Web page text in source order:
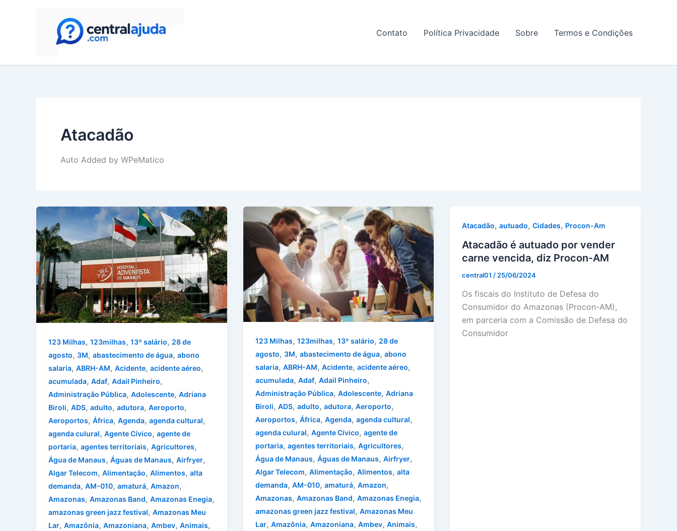
Contato Política Privacidade Sobre Termos e Condições
Atacadão
Auto Added by WPeMatico
123 Milhas, 123milhas, 13º salário, 28 de
agosto, 3M, abastecimento de água, abono
salaria, ABRH-AM, Acidente, acidente aéreo,
acumulada, Adaf, Adail Pinheiro,
Administração Pública, Adolescente, Adriana
Biroli, ADS, adulto, adutora, Aeroporto,
Aeroportos, África, Agenda, agenda cultural,
agenda culural, Agente Cívico, agente de
portaria, agentes territoriais, Agricultores,
Água de Manaus, Águas de Manaus, Airfryer,
Algar Telecom, Alimentação, Alimentos, alta
demanda, AM-010, amaturá, Amazon,
Amazonas, Amazonas Band, Amazonas Enegia,
amazonas green jazz festival, Amazonas Meu
Lar, Amazônia, Amazoniana, Ambev, Animais,
123 Milhas, 123milhas, 13º salário, 28 de
agosto, 3M, abastecimento de água, abono
salaria, ABRH-AM, Acidente, acidente aéreo,
acumulada, Adaf, Adail Pinheiro,
Administração Pública, Adolescente, Adriana
Biroli, ADS, adulto, adutora, Aeroporto,
Aeroportos, África, Agenda, agenda cultural,
agenda culural, Agente Cívico, agente de
portaria, agentes territoriais, Agricultores,
Água de Manaus, Águas de Manaus, Airfryer,
Algar Telecom, Alimentação, Alimentos, alta
demanda, AM-010, amaturá, Amazon,
Amazonas, Amazonas Band, Amazonas Enegia,
amazonas green jazz festival, Amazonas Meu
Lar, Amazônia, Amazoniana, Ambev, Animais,
Atacadão,autuado,Cidades, Procon-Am
Atacadão é autuado por vender
carne vencida, diz Procon-AM
central01 / 25/06/2024
Os fiscais do Instituto de Defesa do
Consumidor do Amazonas (Procon-AM),
em parceria com a Comissão de Defesa do
Consumidor